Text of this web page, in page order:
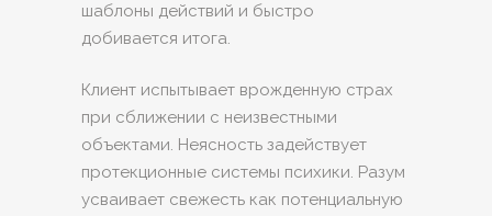
шаблоны действий и быстро
добивается итога.
Клиент испытывает врожденную страх
при сближении с неизвестными
объектами. Неясность задействует
протекционные системы психики. Разум
усваивает свежесть как потенциальную